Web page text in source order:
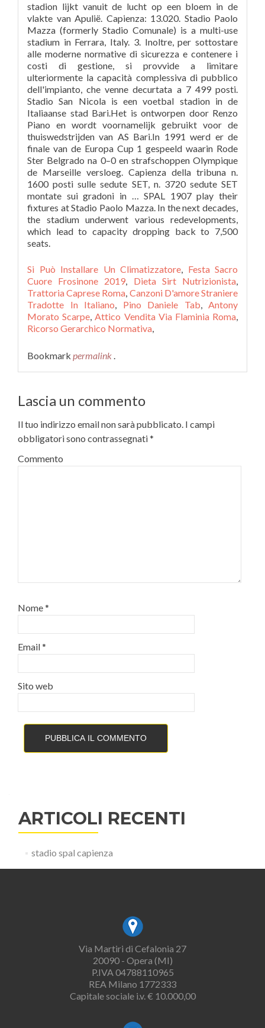
Si Può Installare Un Climatizzatore, Festa Sacro
Cuore Frosinone 2019, Dieta Sirt Nutrizionista,
Trattoria Caprese Roma, Canzoni D'amore Straniere
Tradotte In Italiano, Pino Daniele Tab, Antony
Morato Scarpe,Attico Vendita Via Flaminia Roma,
Ricorso Gerarchico Normativa,
Bookmark permalink .
Lascia un commento
Il tuo indirizzo email non sarà pubblicato. I campi
obbligatori sono contrassegnati*
Commento
Nome*
Email*
Sito web
ARTICOLI RECENTI
stadio spal capienza
Via Martiri di Cefalonia 27
20090 - Opera (MI)
P.IVA 04788110965
REA Milano 1772333
Capitale sociale i.v. € 10.000,00